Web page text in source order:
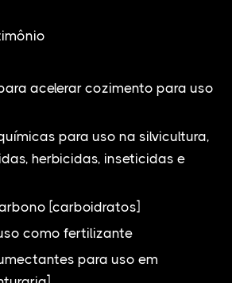
acelerar cozimento para uso
para uso na silvicultura,
herbicidas, inseticidas e
[carboidratos]
como fertilizante
para uso em